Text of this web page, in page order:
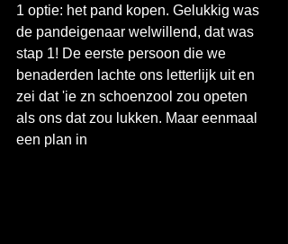
1 optie: het pand kopen. Gelukkig was
de pandeigenaar welwillend, dat was
stap 1! De eerste persoon die we
benaderden lachte ons letterlijk uit en
zei dat 'ie zn schoenzool zou opeten
als ons dat zou lukken. Maar eenmaal
een plan in